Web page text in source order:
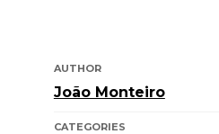
AUTHOR
João Monteiro
CATEGORIES